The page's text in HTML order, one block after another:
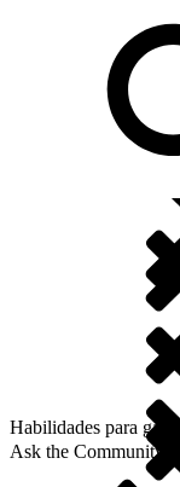
Habilidades para
Ask the Community